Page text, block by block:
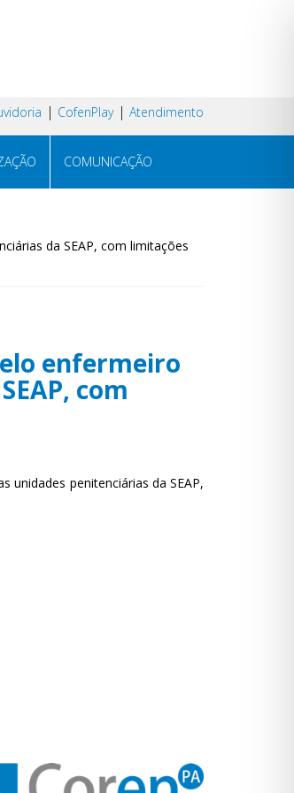
CofenPlay Atendimento
COMUNICAÇÃO
da SEAP, com limitações
enfermeiro
com
unidades penitenciárias da SEAP,